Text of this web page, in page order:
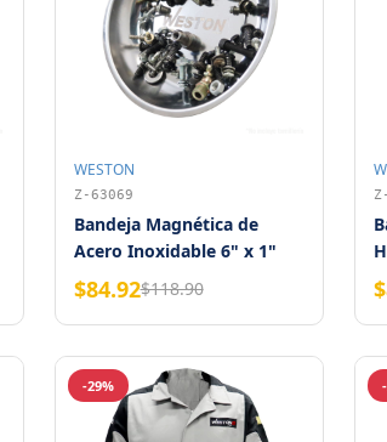
WESTON
Z-63069
Bandeja Magnética de
Acero Inoxidable 6" x 1"
Weston
$84.92$118.90
-29%